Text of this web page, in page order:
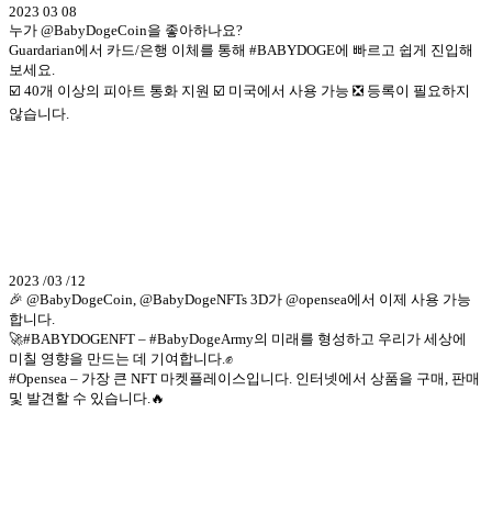
2023 03 08
누가 @BabyDogeCoin을 좋아하나요?
Guardarian에서 카드/은행 이체를 통해 #BABYDOGE에 빠르고 쉽게 진입해
보세요.
☑️ 40개 이상의 피아트 통화 지원 ☑️ 미국에서 사용 가능 ❎ 등록이 필요하지
않습니다.
2023 /03 /12
🎉 @BabyDogeCoin, @BabyDogeNFTs 3D가 @opensea에서 이제 사용 가능
합니다.
🚀#BABYDOGENFT – #BabyDogeArmy의 미래를 형성하고 우리가 세상에
미칠 영향을 만드는 데 기여합니다.✊
#Opensea – 가장 큰 NFT 마켓플레이스입니다. 인터넷에서 상품을 구매, 판매
및 발견할 수 있습니다.🔥